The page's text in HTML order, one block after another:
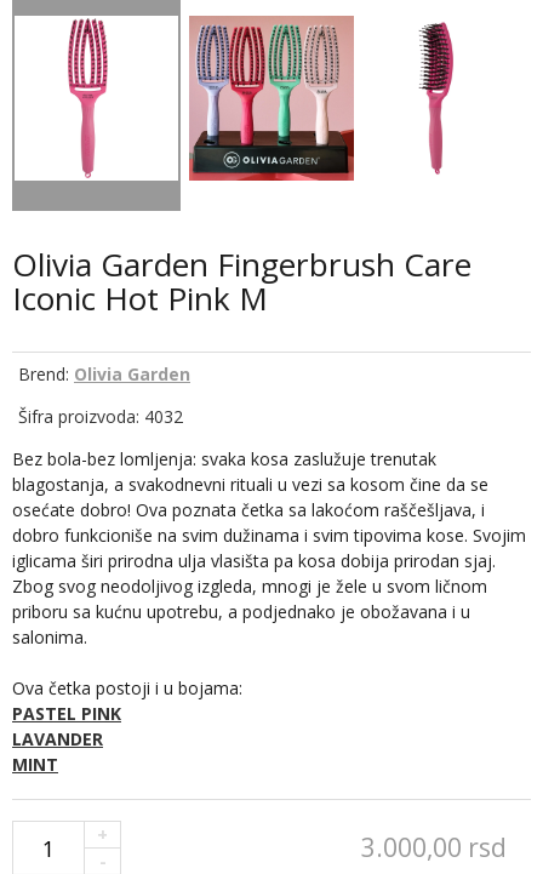
Olivia Garden Fingerbrush Care
Iconic Hot Pink M
Brend: Olivia Garden
Šifra proizvoda: 4032
Bez bola-bez lomljenja: svaka kosa zaslužuje trenutak
blagostanja, a svakodnevni rituali u vezi sa kosom čine da se
osećate dobro! Ova poznata četka sa lakoćom raščešljava, i
dobro funkcioniše na svim dužinama i svim tipovima kose. Svojim
iglicama širi prirodna ulja vlasišta pa kosa dobija prirodan sjaj.
Zbog svog neodoljivog izgleda, mnogi je žele u svom ličnom
priboru sa kućnu upotrebu, a podjednako je obožavana i u
salonima.
Ova četka postoji i u bojama:
PASTEL PINK
LAVANDER
MINT
+
-
3.000,00 rsd